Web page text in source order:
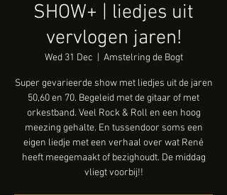
SHOW+ | liedjes uit
vervlogen jaren!
Wed 31 Dec Amstelring de Bogt
Super gevarieerde show met liedjes uit de jaren
50,60 en 70. Begeleid met de gitaar of met
orkestband. Veel Rock & Roll en een hoog
meezing gehalte. En tussendoor soms een
eigen liedje met een verhaal over wat René
heeft meegemaakt of bezighoudt. De middag
vliegt voorbij!!